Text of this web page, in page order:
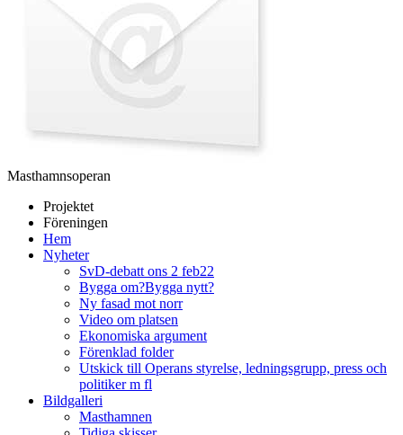
Masthamnsoperan
Projektet
Föreningen
Hem
Nyheter
SvD-debatt ons 2 feb22
Bygga om?Bygga nytt?
Ny fasad mot norr
Video om platsen
Ekonomiska argument
Förenklad folder
Utskick till Operans styrelse, ledningsgrupp, press och
politiker m fl
Bildgalleri
Masthamnen